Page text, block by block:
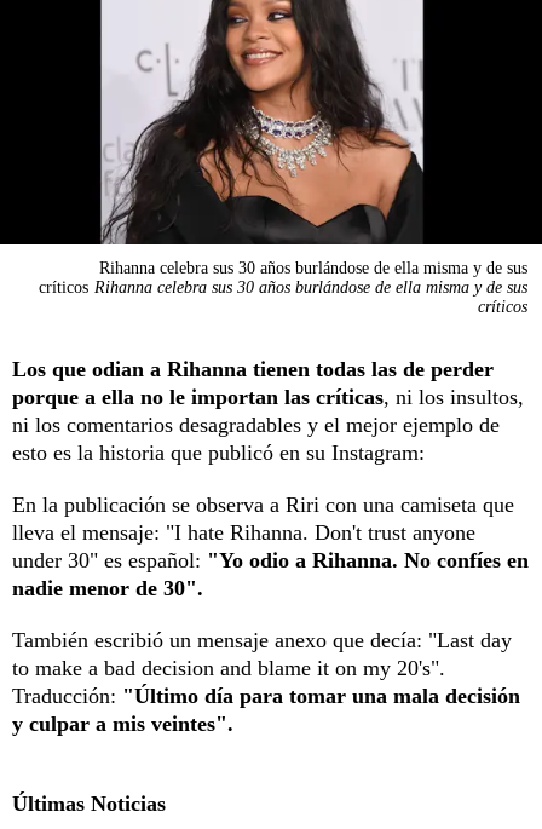
Rihanna celebra sus 30 años burlándose de ella misma y de sus
críticos Rihanna celebra sus 30 años burlándose de ella misma y de sus
críticos
Los que odian a Rihanna tienen todas las de perder
porque a ella no le importan las críticas, ni los insultos,
ni los comentarios desagradables y el mejor ejemplo de
esto es la historia que publicó en su Instagram:
En la publicación se observa a Riri con una camiseta que
lleva el mensaje: "I hate Rihanna. Don't trust anyone
under 30" es español: "Yo odio a Rihanna. No confíes en
nadie menor de 30".
También escribió un mensaje anexo que decía: "Last day
to make a bad decision and blame it on my 20's".
Traducción: "Último día para tomar una mala decisión
y culpar a mis veintes".
Últimas Noticias